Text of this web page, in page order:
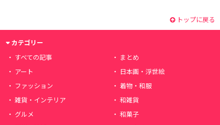
トップに戻る
カテゴリー
すべての記事
まとめ
アート
日本画・浮世絵
ファッション
着物・和服
雑貨・インテリア
和雑貨
グルメ
和菓子